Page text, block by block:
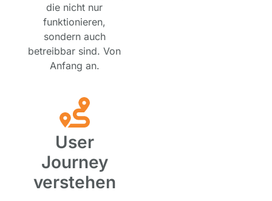
die nicht nur
funktionieren,
sondern auch
betreibbar sind. Von
Anfang an.
User
Journey
verstehen